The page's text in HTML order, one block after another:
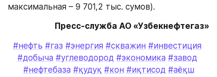
максимальная – 9 701,2 тыс. сумов).
Пресс-служба АО «Узбекнефтегаз»
#нефть #газ #энергия #скважин #инвестиция
#добыча #углеводород #экономика #завод
#нефтебаза #қудуқ #кон #иқтисод #аёқш